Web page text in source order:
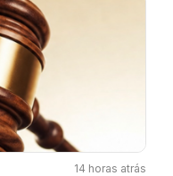
14 horas atrás